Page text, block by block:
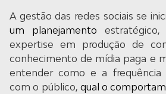
A gestão das redes sociais se
um planejamento estratégico,
expertise em produção de
conhecimento de mídia paga e
entender como e a frequência
com o público, qual o